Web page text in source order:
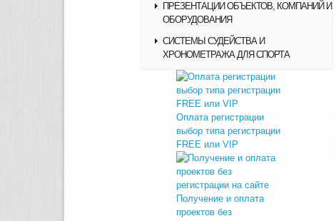
ПРЕЗЕНТАЦИИ ОБЪЕКТОВ, КОМПАНИЙ И
ОБОРУДОВАНИЯ
СИСТЕМЫ СУДЕЙСТВА И
ХРОНОМЕТРАЖА ДЛЯ СПОРТА
Оплата регистрации
выбор типа регистрации
FREE или VIP
Получение и оплата
проектов без